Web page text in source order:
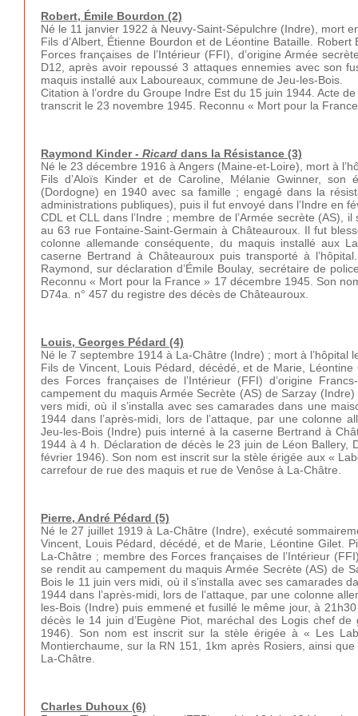
Robert, Émile Bourdon (2)
Né le 11 janvier 1922 à Neuvy-Saint-Sépulchre (Indre), mort
Fils d’Albert, Étienne Bourdon et de Léontine Bataille.
Forces françaises de l’Intérieur (FFI), d’origine Armée
D12, après avoir repoussé 3 attaques ennemies avec son
maquis installé aux Laboureaux, commune de Jeu-les-Bois.
Citation à l’ordre du Groupe Indre Est du 15 juin 1944. Acte
transcrit le 23 novembre 1945. Reconnu « Mort pour la
Raymond Kinder - Ricard dans la Résistance (3)
Né le 23 décembre 1916 à Angers (Maine-et-Loire), mort à
Fils d’Aloïs Kinder et de Caroline, Mélanie Gwinner, son
(Dordogne) en 1940 avec sa famille ; engagé dans la
administrations publiques), puis il fut envoyé dans l’Indre en
CDL et CLL dans l’Indre ; membre de l’Armée secrète (AS),
au 63 rue Fontaine-Saint-Germain à Châteauroux. Il fut
colonne allemande conséquente, du maquis installé aux
caserne Bertrand à Châteauroux puis transporté à
Raymond, sur déclaration d’Émile Boulay, secrétaire de
Reconnu « Mort pour la France » 17 décembre 1945. Son
D74a. n° 457 du registre des décès de Châteauroux.
Louis, Georges Pédard (4)
Né le 7 septembre 1914 à La-Châtre (Indre) ; mort à
Fils de Vincent, Louis Pédard, décédé, et de Marie,
des Forces françaises de l’Intérieur (FFI) d’origine
campement du maquis Armée Secrète (AS) de Sarzay
vers midi, où il s’installa avec ses camarades dans une
1944 dans l’après-midi, lors de l’attaque, par une colonne
Jeu-les-Bois (Indre) puis interné à la caserne Bertrand à
1944 à 4 h. Déclaration de décès le 23 juin de Léon Ballery,
février 1946). Son nom est inscrit sur la stèle érigée aux «
carrefour de rue des maquis et rue de Venôse à La-Châtre.
Pierre, André Pédard (5)
Né le 27 juillet 1919 à La-Châtre (Indre), exécuté
Vincent, Louis Pédard, décédé, et de Marie, Léontine Gilet.
La-Châtre ; membre des Forces françaises de l’Intérieur
se rendit au campement du maquis Armée Secrète (AS) de
Bois le 11 juin vers midi, où il s’installa avec ses camarades
1944 dans l’après-midi, lors de l’attaque, par une colonne
les-Bois (Indre) puis emmené et fusillé le même jour, à
décès le 14 juin d’Eugène Piot, maréchal des Logis chef
1946). Son nom est inscrit sur la stèle érigée à « Les
Montierchaume, sur la RN 151, 1km après Rosiers, ainsi
La-Châtre.
Charles Duhoux (6)